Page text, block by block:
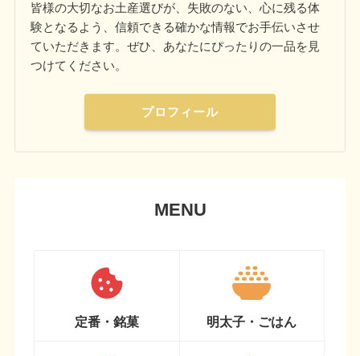
皆様の大切なお土産選びが、失敗のない、心に残る体
験となるよう、信頼できる確かな情報でお手伝いさせ
ていただきます。ぜひ、あなたにぴったりの一品を見
つけてください。
プロフィール
MENU
定番・銘菓 明太子・ごはん